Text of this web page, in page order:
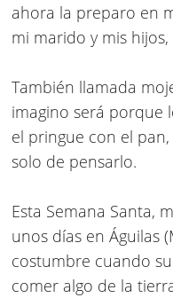
ahora la preparo en
mi marido y mis
También llamada
imagino será porque
el pringue con el
solo de pensarlo.
Esta Semana Santa,
unos días en Águilas
costumbre cuando
comer algo de la